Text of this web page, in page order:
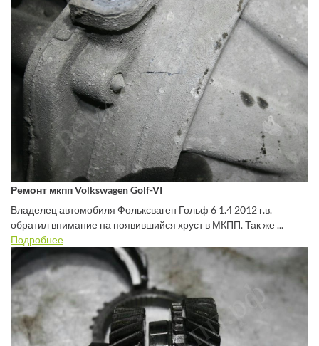
Ремонт мкпп Volkswagen Golf-VI
Владелец автомобиля Фольксваген Гольф 6 1.4 2012 г.в.
обратил внимание на появившийся хруст в МКПП. Так же ...
Подробнее